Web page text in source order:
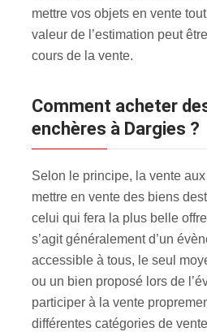
mettre vos objets en vente
valeur de l’estimation peut
cours de la vente.
Comment acheter des biens aux
enchères à Dargies ?
Selon le principe, la vente
mettre en vente des biens
celui qui fera la plus belle
s’agit généralement d’un
accessible à tous, le seul
ou un bien proposé lors de
participer à la vente
différentes catégories de